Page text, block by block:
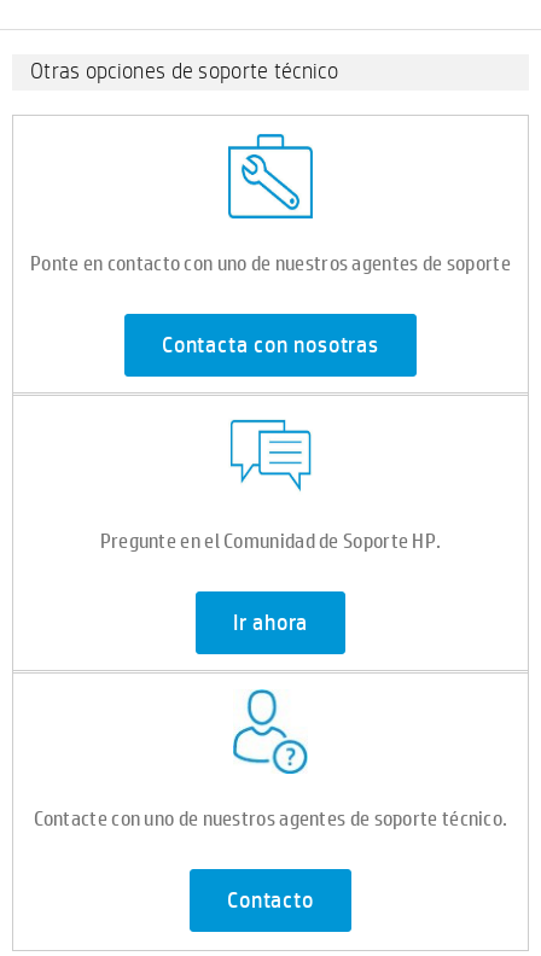
Otras opciones de soporte técnico
Ponte en contacto con uno de nuestros agentes de soporte
Contacta con nosotras
Pregunte en el Comunidad de Soporte HP.
Ir ahora
Contacte con uno de nuestros agentes de soporte técnico.
Contacto